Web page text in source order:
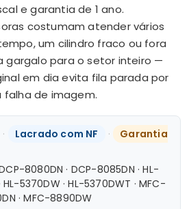
e garantia de 1 ano.
costumam atender vários
um cilindro fraco ou fora
gargalo para o setor inteiro —
em dia evita fila parada por
falha de imagem.
· Lacrado com NF ·
Garantia
8080DN · DCP-8085DN · HL-
HL-5370DW · HL-5370DWT · MFC-
· MFC-8890DW